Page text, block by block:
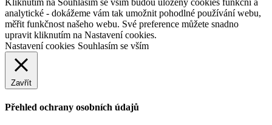
Kliknutím na Souhlasím se vším budou uloženy cookies funkční a
analytické - dokážeme vám tak umožnit pohodlné používání webu,
měřit funkčnost našeho webu. Své preference můžete snadno
upravit kliknutím na Nastavení cookies.
Nastavení cookies Souhlasím se vším
Zavřít
Přehled ochrany osobních údajů